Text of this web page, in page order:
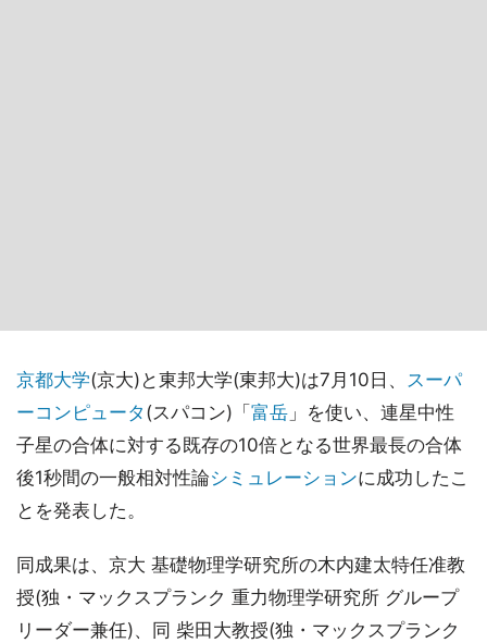
京都大学(京大)と東邦大学(東邦大)は7月10日、 スーパ
ーコンピュータ (スパコン)「 富岳 」を使い、連星中性
子星の合体に対する既存の10倍となる世界最長の合体
後1秒間の一般相対性論シミュレーションに成功したこ
とを発表した。
同成果は、京大 基礎物理学研究所の木内建太特任准教
授(独・マックスプランク 重力物理学研究所 グループ
リーダー兼任)、同 柴田大教授(独・マックスプランク